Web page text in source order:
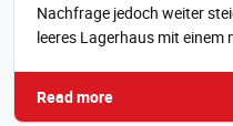
Nachfrage jedoch weiter
leeres Lagerhaus mit einem
Read more